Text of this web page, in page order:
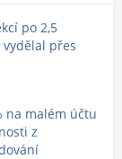
po 2,5
přes
na malém účtu
z